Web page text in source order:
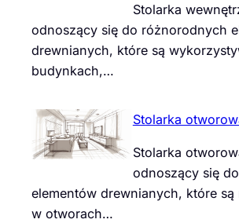
Stolarka
odnoszący się do różnorodnych
drewnianych, które są
budynkach,…
Stolarka
Stolarka
odnoszący się
elementów drewnianych, które są
w otworach…